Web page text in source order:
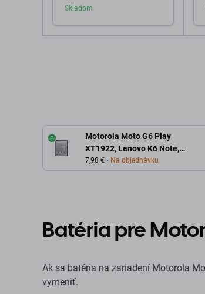
Skladom
Motorola Moto G6 Play
XT1922, Lenovo K6 Note,
Moto E5 XT1944 - Batéria
BL270 4000mAh
7,98 € Na objednávku
Batéria pre
Ak sa batéria na zariadení Motorola
vymeniť.